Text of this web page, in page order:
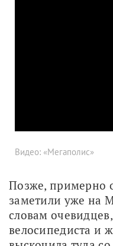
Видео: «Мегаполис»
Позже, примерно
заметили уже на
словам
велосипедиста и